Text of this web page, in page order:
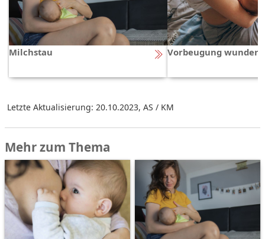
Milchstau Vorbeugung wunder
Letzte Aktualisierung: 20.10.2023, AS / KM
Mehr zum Thema